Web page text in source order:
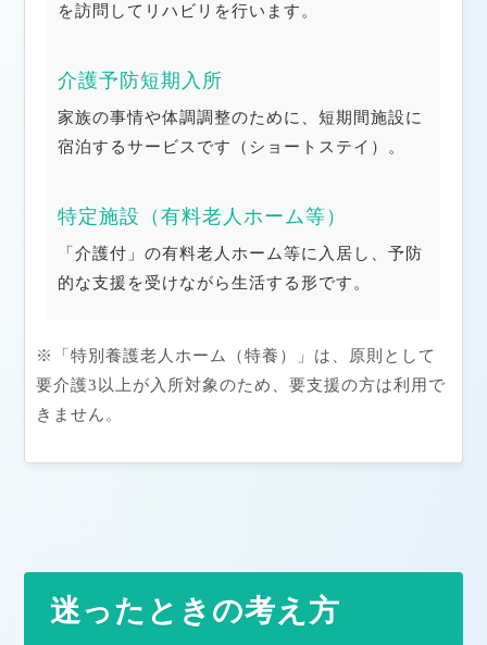
を訪問してリハビリを行います。
介護予防短期入所
家族の事情や体調調整のために、短期間施設に
宿泊するサービスです（ショートステイ）。
特定施設（有料老人ホーム等）
「介護付」の有料老人ホーム等に入居し、予防
的な支援を受けながら生活する形です。
※「特別養護老人ホーム（特養）」は、原則として
要介護3以上が入所対象のため、要支援の方は利用で
きません。
迷ったときの考え方